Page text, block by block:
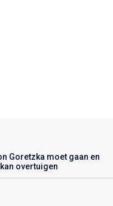
Goretzka moet gaan en
overtuigen